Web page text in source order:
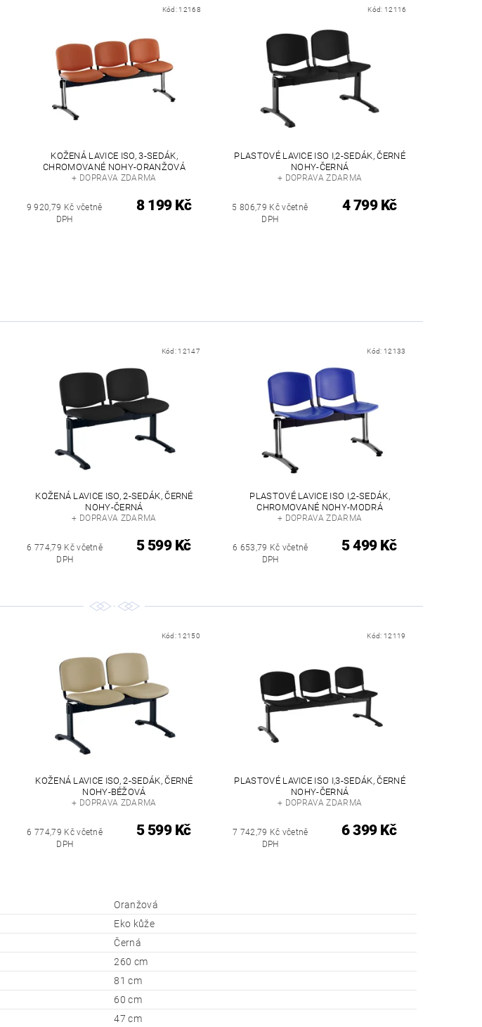
Kód: 12168
KOŽENÁ LAVICE ISO, 3-SEDÁK,
CHROMOVANÉ NOHY-ORANŽOVÁ
+ DOPRAVA ZDARMA
9 920,79 Kč včetně
DPH
8 199 Kč
Kód: 12116
PLASTOVÉ LAVICE ISO I,2-SEDÁK, ČERNÉ
NOHY-ČERNÁ
+ DOPRAVA ZDARMA
5 806,79 Kč včetně
DPH
4 799 Kč
Kód: 12147
KOŽENÁ LAVICE ISO, 2-SEDÁK, ČERNÉ
NOHY-ČERNÁ
+ DOPRAVA ZDARMA
6 774,79 Kč včetně
DPH
5 599 Kč
Kód: 12133
PLASTOVÉ LAVICE ISO I,2-SEDÁK,
CHROMOVANÉ NOHY-MODRÁ
+ DOPRAVA ZDARMA
6 653,79 Kč včetně
DPH
5 499 Kč
Kód: 12150
KOŽENÁ LAVICE ISO, 2-SEDÁK, ČERNÉ
NOHY-BÉŽOVÁ
+ DOPRAVA ZDARMA
6 774,79 Kč včetně
DPH
5 599 Kč
Kód: 12119
PLASTOVÉ LAVICE ISO I,3-SEDÁK, ČERNÉ
NOHY-ČERNÁ
+ DOPRAVA ZDARMA
7 742,79 Kč včetně
DPH
6 399 Kč
Oranžová
Eko kůže
Černá
260 cm
81 cm
60 cm
47 cm